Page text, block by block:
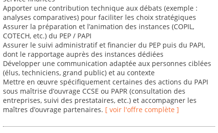
Apporter une contribution technique aux débats (exemple :
analyses comparatives) pour faciliter les choix stratégiques
Assurer la préparation et l’animation des instances (COPIL,
COTECH, etc.) du PEP / PAPI
Assurer le suivi administratif et financier du PEP puis du PAPI,
dont le rapportage auprès des instances dédiées
Développer une communication adaptée aux personnes ciblées
(élus, techniciens, grand public) et au contexte
Mettre en œuvre spécifiquement certaines des actions du PAPI
sous maîtrise d’ouvrage CCSE ou PAPR (consultation des
entreprises, suivi des prestataires, etc.) et accompagner les
maîtres d’ouvrage partenaires. [ voir l'offre complète ]